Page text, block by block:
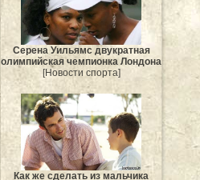
Серена Уильямс двукратная
олимпийская чемпионка Лондона
[Новости спорта]
Как же сделать из мальчика